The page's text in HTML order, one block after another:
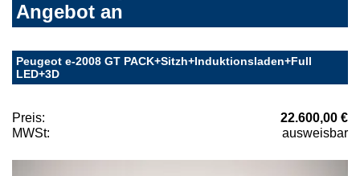
Angebot an
Peugeot e-2008 GT PACK+Sitzh+Induktionsladen+Full
LED+3D
Preis:
22.600,00 €
MWSt:
ausweisbar